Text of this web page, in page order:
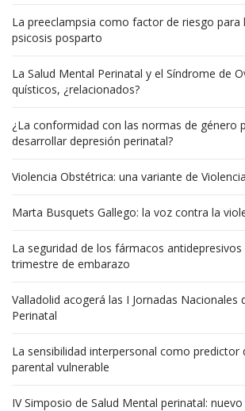
La preeclampsia como factor de riesgo para
psicosis posparto
La Salud Mental Perinatal y el Síndrome de
quísticos, ¿relacionados?
¿La conformidad con las normas de género
desarrollar depresión perinatal?
Violencia Obstétrica: una variante de
Marta Busquets Gallego: la voz contra la
La seguridad de los fármacos
trimestre de embarazo
Valladolid acogerá las I Jornadas Nacionales
Perinatal
La sensibilidad interpersonal como predictor
parental vulnerable
IV Simposio de Salud Mental perinatal: